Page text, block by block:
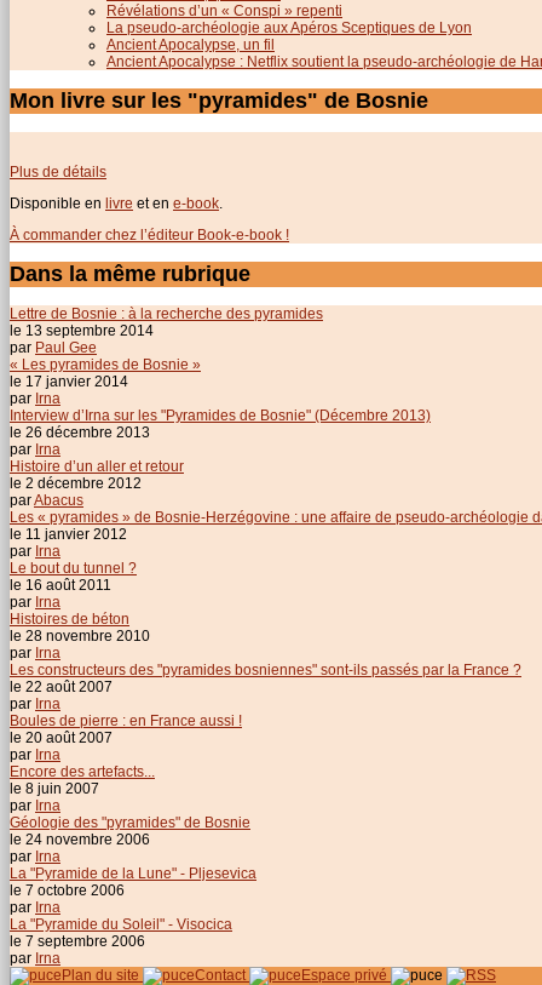
Révélations d’un « Conspi » repenti
La pseudo-archéologie aux Apéros Sceptiques de Lyon
Ancient Apocalypse, un fil
Ancient Apocalypse : Netflix soutient la pseudo-archéologie de
Mon livre sur les "pyramides" de Bosnie
Plus de détails
Disponible en livre et en e-book
À commander chez l’éditeur Book-e-book !
Dans la même rubrique
Lettre de Bosnie : à la recherche des pyramides
le 13 septembre 2014
par Paul Gee
« Les pyramides de Bosnie »
le 17 janvier 2014
par Irna
Interview d’Irna sur les "Pyramides de Bosnie" (Décembre 2013)
le 26 décembre 2013
par Irna
Histoire d’un aller et retour
le 2 décembre 2012
parAbacus
Les « pyramides » de Bosnie-Herzégovine : une affaire de pseudo-archéologie
le 11 janvier 2012
par Irna
Le bout du tunnel ?
le 16 août 2011
par Irna
Histoires de béton
le 28 novembre 2010
par Irna
Les constructeurs des "pyramides bosniennes" sont-ils passés par la France ?
le 22 août 2007
par Irna
Boules de pierre : en France aussi !
le 20 août 2007
par Irna
Encore des artefacts...
le 8 juin 2007
par Irna
Géologie des "pyramides" de Bosnie
le 24 novembre 2006
par Irna
La "Pyramide de la Lune" - Pljesevica
le 7 octobre 2006
par Irna
La "Pyramide du Soleil" - Visocica
le 7 septembre 2006
par Irna
Plan du site
Contact Espace privé